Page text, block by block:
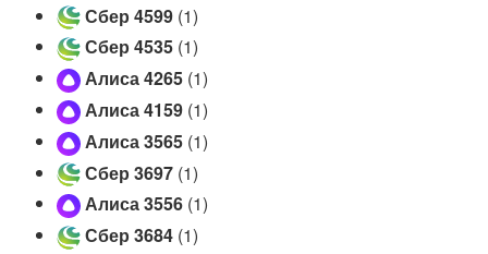
г
а
т
о
р
а
л
л
и
г
Сбер 4599 (1)
Сбер 4535 (1)
Алиса 4265 (1)
Алиса 4159 (1)
Алиса 3565 (1)
Сбер 3697 (1)
Алиса 3556 (1)
Сбер 3684 (1)